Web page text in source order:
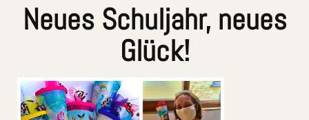
Neues Schuljahr, neues
Glück!